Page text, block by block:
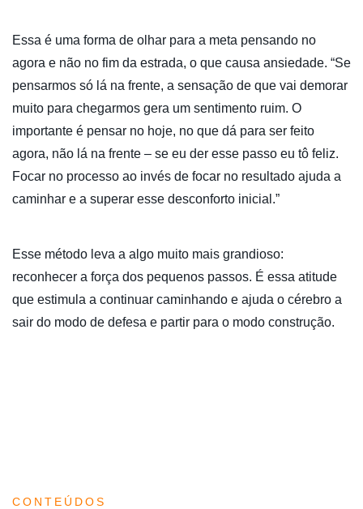
Essa é uma forma de olhar para a meta pensando no
agora e não no fim da estrada, o que causa ansiedade. “Se
pensarmos só lá na frente, a sensação de que vai demorar
muito para chegarmos gera um sentimento ruim. O
importante é pensar no hoje, no que dá para ser feito
agora, não lá na frente – se eu der esse passo eu tô feliz.
Focar no processo ao invés de focar no resultado ajuda a
caminhar e a superar esse desconforto inicial.”
Esse método leva a algo muito mais grandioso:
reconhecer a força dos pequenos passos. É essa atitude
que estimula a continuar caminhando e ajuda o cérebro a
sair do modo de defesa e partir para o modo construção.
CONTEÚDOS